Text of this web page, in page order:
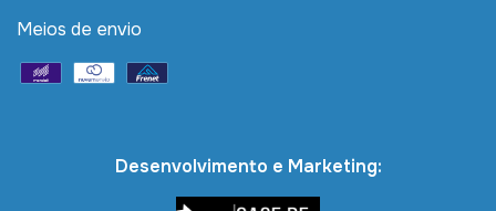
Meios de envio
Desenvolvimento e Marketing: